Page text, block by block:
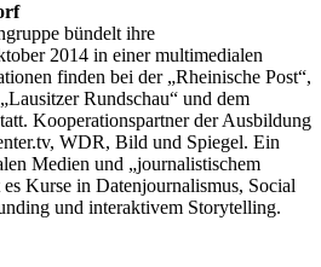
bündelt ihre
2014 in einer multimedialen
finden bei der „Rheinische Post“,
Rundschau“ und dem
Kooperationspartner der Ausbildung
WDR, Bild und Spiegel. Ein
Medien und „journalistischem
Kurse in Datenjournalismus, Social
und interaktivem Story­telling.